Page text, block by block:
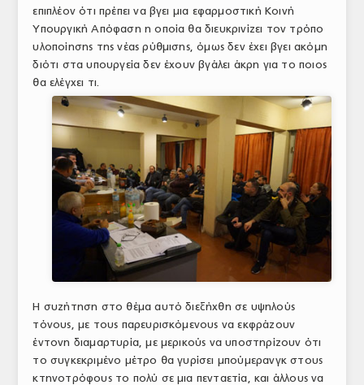
ΣΥΝΕΔΡΙΟ ΚΡΕΑΤΟΣ
επιπλέον ότι πρέπει να βγει μια εφαρμοστική Κοινή
Υπουργική Απόφαση η οποία θα διευκρινίζει τον τρόπο
υλοποίησης της νέας ρύθμισης, όμως δεν έχει βγει ακόμη
διότι στα υπουργεία δεν έχουν βγάλει άκρη για το ποιος
θα ελέγχει τι.
Η συζήτηση στο θέμα αυτό διεξήχθη σε υψηλούς
τόνους, με τους παρευρισκόμενους να εκφράζουν
έντονη διαμαρτυρία, με μερικούς να υποστηρίζουν ότι
το συγκεκριμένο μέτρο θα γυρίσει μπούμερανγκ στους
κτηνοτρόφους το πολύ σε μια πενταετία, και άλλους να